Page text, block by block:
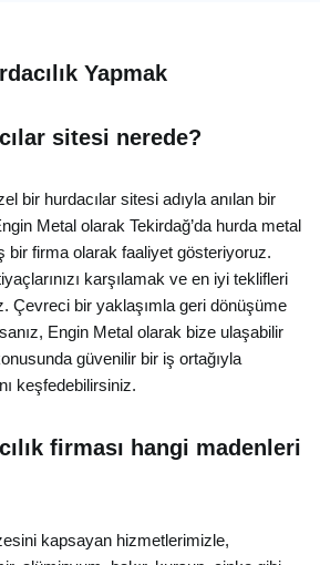
Yapmak
sitesi nerede?
bir hurdacılar sitesi adıyla anılan bir
Metal olarak Tekirdağ’da hurda metal
bir firma olarak faaliyet gösteriyoruz.
karşılamak ve en iyi teklifleri
Çevreci bir yaklaşımla geri dönüşüme
Engin Metal olarak bize ulaşabilir
güvenilir bir iş ortağıyla
keşfedebilirsiniz.
firması hangi madenleri
kapsayan hizmetlerimizle,